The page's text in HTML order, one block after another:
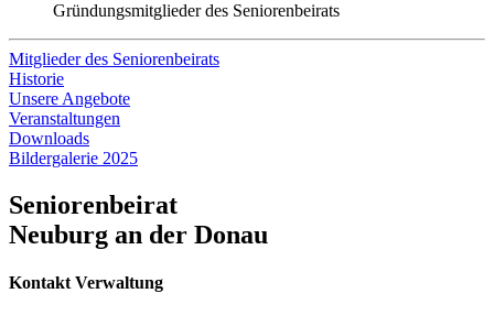
Gründungsmitglieder des Seniorenbeirats
Mitglieder des Seniorenbeirats
Historie
Unsere Angebote
Veranstaltungen
Downloads
Bildergalerie 2025
Seniorenbeirat
Neuburg an der Donau
Kontakt Verwaltung